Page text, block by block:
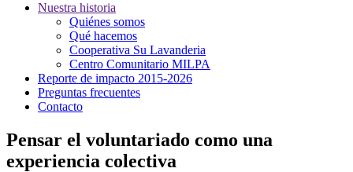
Nuestra historia
Quiénes somos
Qué hacemos
Cooperativa Su Lavanderia
Centro Comunitario MILPA
Reporte de impacto 2015-2026
Preguntas frecuentes
Contacto
Pensar el voluntariado como una
experiencia colectiva